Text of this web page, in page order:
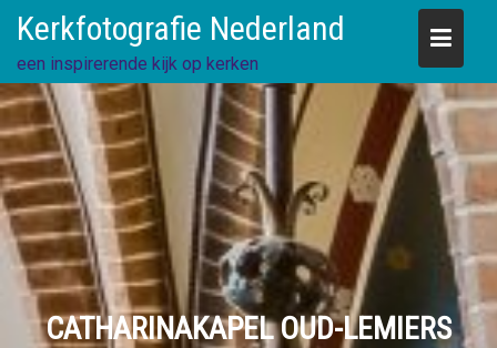
content
Kerkfotografie Nederland
een inspirerende kijk op kerken
CATHARINAKAPEL OUD-LEMIERS